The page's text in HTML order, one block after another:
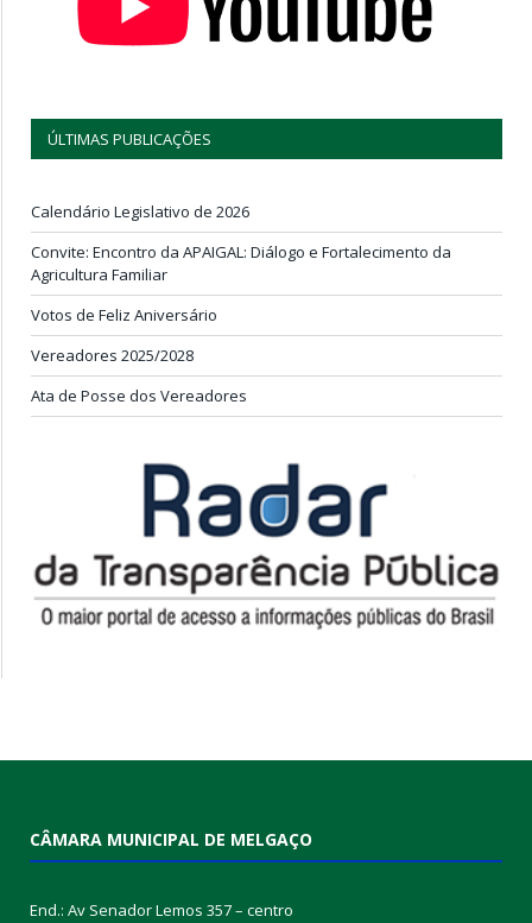
ÚLTIMAS PUBLICAÇÕES
Calendário Legislativo de 2026
Convite: Encontro da APAIGAL: Diálogo e Fortalecimento da
Agricultura Familiar
Votos de Feliz Aniversário
Vereadores 2025/2028
Ata de Posse dos Vereadores
CÂMARA MUNICIPAL DE MELGAÇO
End.: Av Senador Lemos 357 – centro